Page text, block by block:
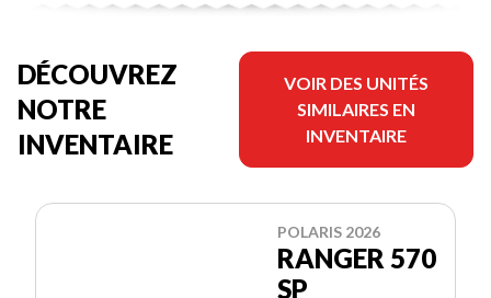
DÉCOUVREZ
NOTRE
INVENTAIRE
VOIR DES UNITÉS
SIMILAIRES EN
INVENTAIRE
POLARIS 2026
RANGER 570
SP